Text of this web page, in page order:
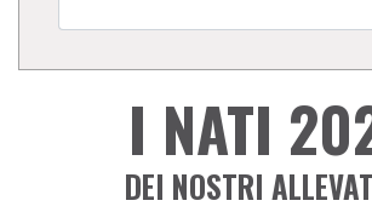
I NATI
DEI NOSTRI